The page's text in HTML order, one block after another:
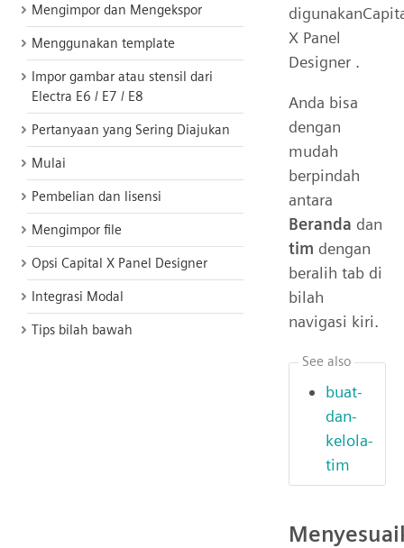
Mengimpor dan Mengekspor
Menggunakan template
Impor gambar atau stensil dari
Electra E6 / E7 / E8
Pertanyaan yang Sering Diajukan
Mulai
Pembelian dan lisensi
Mengimpor file
Opsi Capital X Panel Designer
Integrasi Modal
Tips bilah bawah
X Panel
Designer .
Anda bisa
dengan
mudah
berpindah
antara
Beranda dan
tim dengan
beralih tab di
bilah
navigasi kiri.
buat-
dan-
kelola-
tim
See also